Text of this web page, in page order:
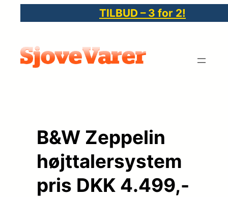
indhold
TILBUD – 3 for 2!
B&W Zeppelin
højttalersystem
pris DKK 4.499,-